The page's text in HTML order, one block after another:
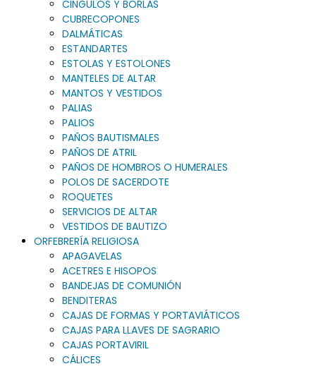
CINGULOS Y BORLAS
CUBRECOPONES
DALMÁTICAS
ESTANDARTES
ESTOLAS Y ESTOLONES
MANTELES DE ALTAR
MANTOS Y VESTIDOS
PALIAS
PALIOS
PAÑOS BAUTISMALES
PAÑOS DE ATRIL
PAÑOS DE HOMBROS O HUMERALES
POLOS DE SACERDOTE
ROQUETES
SERVICIOS DE ALTAR
VESTIDOS DE BAUTIZO
ORFEBRERÍA RELIGIOSA
APAGAVELAS
ACETRES E HISOPOS
BANDEJAS DE COMUNIÓN
BENDITERAS
CAJAS DE FORMAS Y PORTAVIÁTICOS
CAJAS PARA LLAVES DE SAGRARIO
CAJAS PORTAVIRIL
CÁLICES